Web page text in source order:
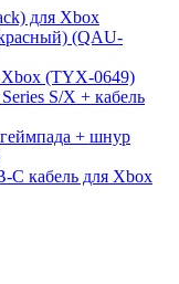
для Xbox
(QAU-
Xbox (TYX-0649)
S/X + кабель
+ шнур
C кабель для Xbox